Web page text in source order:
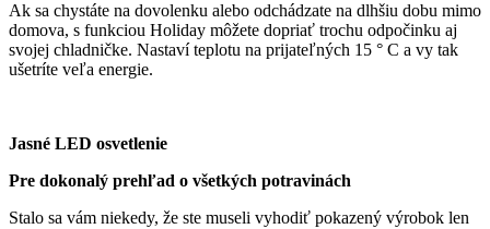
Ak sa chystáte na dovolenku alebo odchádzate na dlhšiu dobu mimo
domova, s funkciou Holiday môžete dopriať trochu odpočinku aj
svojej chladničke. Nastaví teplotu na prijateľných 15 ° C a vy tak
ušetríte veľa energie.
Jasné LED osvetlenie
Pre dokonalý prehľad o všetkých potravinách
Stalo sa vám niekedy, že ste museli vyhodiť pokazený výrobok len